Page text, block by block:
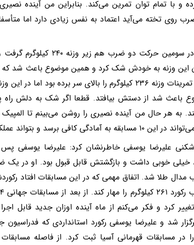
و با تمام توان تمرین می‌کند. بنابراین من آینده
روی تخته می‌آید اعتماد به نفس زیادی دارد اما
وی گفت: نصیری در سومین حرکت
این وزنه به خودش شک کرد و همین موضوع باعث شد که
حالی که او قبلا در تمرینات وزنه ۲۳۶ کیلوگرم را بالای سر
باعث شد از دستش بیافتد. قطعا اگر شک به دلش راه
برسد و بتواند عملکرد خوبی داشته باشد.
علیرضا یوسفی خاطرنشان کرد: علیرضا یوسفی
خوبی داشت و بازگشتش قابل قبول بود. او در یک
طلا شد. اتفاق مهمی که در این مسابقات افتاد
کرد و فکر می‌کنم از ماه آینده اوزان جدید قابل
شد و علیرضا یوسفی رکورد استانداردی که
را در مسابقات قهرمانی آسیا ثبت کرد. از فاصله